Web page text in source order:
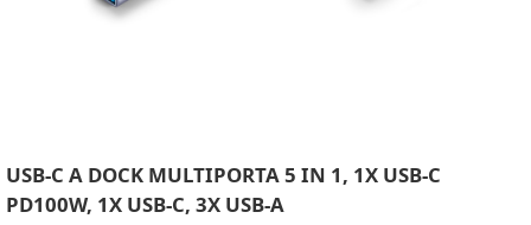
USB-C A DOCK MULTIPORTA 5 IN 1, 1X USB-C
PD100W, 1X USB-C, 3X USB-A